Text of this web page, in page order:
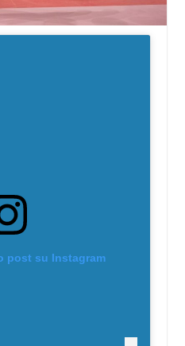
post su Instagram